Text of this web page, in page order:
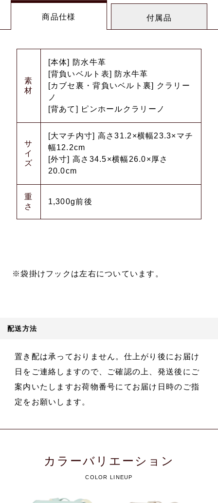
商品仕様 付属品
素
材
[本体] 防水牛革
[背負いベルト表] 防水牛革
[カブセ裏・背負いベルト裏] クラリー
ノ
[背あて] ピンホールクラリーノ
サ
イ
ズ
[大マチ内寸] 高さ31.2×横幅23.3×マチ
幅12.2cm
[外寸] 高さ34.5×横幅26.0×厚さ
20.0cm
重
さ
1,300g前後
※袋掛けフックは左右についています。
配送方法
置き配は承っておりません。仕上がり後にお届け
日をご連絡しますので、ご確認の上、発送後にご
案内いたしますお荷物番号にてお届け日時のご指
定をお願いします。
カラーバリエーション
COLOR LINEUP